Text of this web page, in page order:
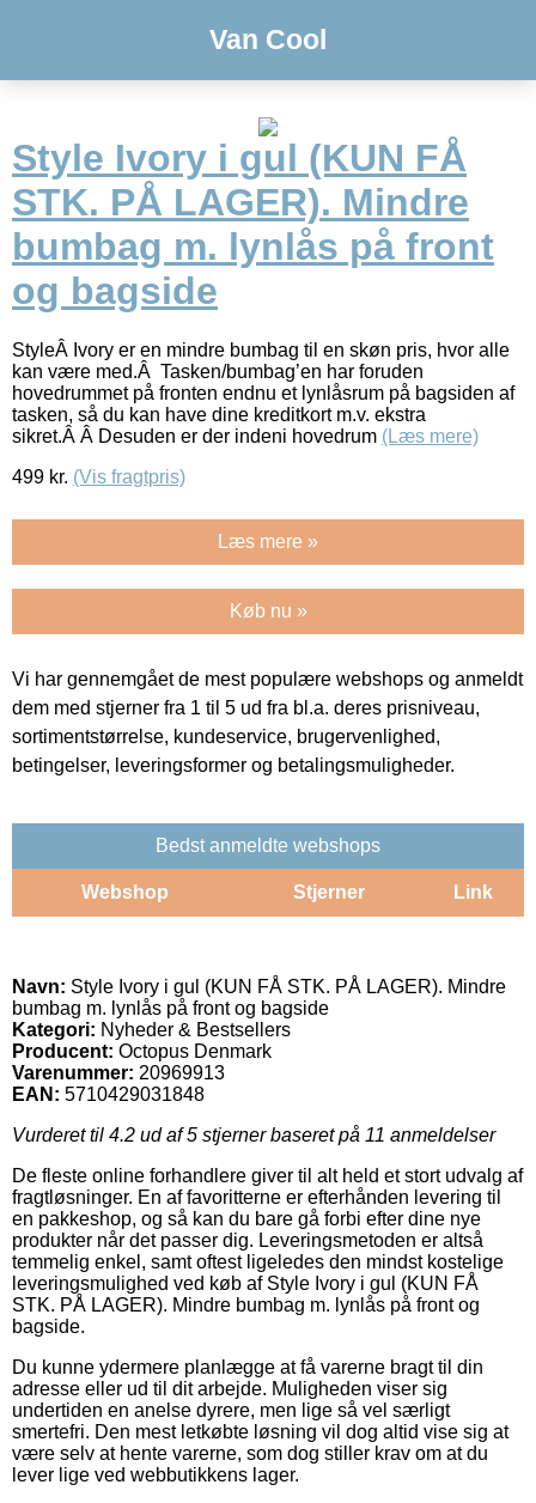
Van Cool
Style Ivory i gul (KUN FÅ
STK. PÅ LAGER). Mindre
bumbag m. lynlås på front
og bagside
StyleÂ Ivory er en mindre bumbag til en skøn pris, hvor alle
kan være med.Â Tasken/bumbag’en har foruden
hovedrummet på fronten endnu et lynlåsrum på bagsiden af
tasken, så du kan have dine kreditkort m.v. ekstra
sikret.Â Â Desuden er der indeni hovedrum (Læs mere)
499 kr. (Vis fragtpris)
Læs mere »
Køb nu »
Vi har gennemgået de mest populære webshops og anmeldt
dem med stjerner fra 1 til 5 ud fra bl.a. deres prisniveau,
sortimentstørrelse, kundeservice, brugervenlighed,
betingelser, leveringsformer og betalingsmuligheder.
Bedst anmeldte webshops
Webshop Stjerner Link
Navn: Style Ivory i gul (KUN FÅ STK. PÅ LAGER). Mindre
bumbag m. lynlås på front og bagside
Kategori: Nyheder & Bestsellers
Producent: Octopus Denmark
Varenummer: 20969913
EAN: 5710429031848
Vurderet til 4.2 ud af 5 stjerner baseret på 11 anmeldelser
De fleste online forhandlere giver til alt held et stort udvalg af
fragtløsninger. En af favoritterne er efterhånden levering til
en pakkeshop, og så kan du bare gå forbi efter dine nye
produkter når det passer dig. Leveringsmetoden er altså
temmelig enkel, samt oftest ligeledes den mindst kostelige
leveringsmulighed ved køb af Style Ivory i gul (KUN FÅ
STK. PÅ LAGER). Mindre bumbag m. lynlås på front og
bagside.
Du kunne ydermere planlægge at få varerne bragt til din
adresse eller ud til dit arbejde. Muligheden viser sig
undertiden en anelse dyrere, men lige så vel særligt
smertefri. Den mest letkøbte løsning vil dog altid vise sig at
være selv at hente varerne, som dog stiller krav om at du
lever lige ved webbutikkens lager.